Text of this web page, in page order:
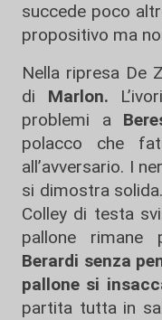
succede poco
propositivo ma
Nella ripresa De
di Marlon.
problemi a
polacco che
all’avversario. I
si dimostra
Colley di testa
pallone rimane
Berardi senza
pallone si
partita tutta in